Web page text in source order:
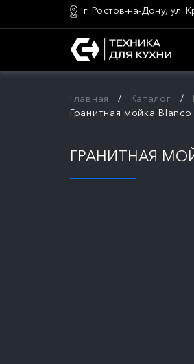
г. Ростов-на-Дону, ул.
Главная Каталог
Гранитная мойка
ГРАНИТНАЯ